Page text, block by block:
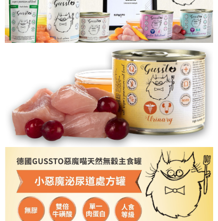
【注意事項】
１．透過由恩沛科技股份有限公司提供之「AFTEE先享後付」服務完成之交
易，需依本服務之必要範圍內提供個人資料，並將交易相關給付款項請求債
權轉讓予恩沛科技股份有限公司。
２．關於個人資料處理事宜，請瀏覽以下網址：
３．未成年的使用者請事先徵得法定代理人或監護人之同意方可使用
「AFTEE先享後付」，若未經同意申辦者引起之損失，本公司不負相關責
４．使用「AFTEE先享後付」時，將依據個別帳號之用戶狀況，依本公司即
時審查核予不同之上限額度；若仍有額度不足之情形，本公司將視審查結果
請求用戶進行身份認證。
５．嚴禁一人註冊多個帳號或使用他人資訊註冊。若發現惡意使用之情形，
恩沛科技股份有限公司將有權停止該用戶之使用額度並採取法律行動。
宅配
每筆NT$110，滿NT$2,100(含以上)免運費